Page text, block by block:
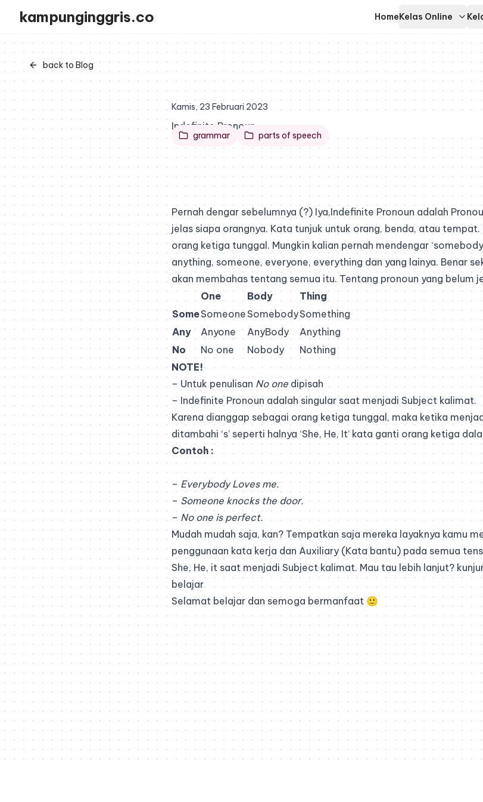
kampunginggris.co HomeKelas Online
back to Blog
Kamis, 23 Februari 2023
Indefinite Pronoun
grammar parts of speech
Pernah dengar sebelumnya (?) Iya,Indefinite Pronoun adalah
jelas siapa orangnya. Kata tunjuk untuk orang, benda, atau
orang ketiga tunggal. Mungkin kalian pernah mendengar
anything, someone, everyone, everything dan yang lainya. Benar
akan membahas tentang semua itu. Tentang pronoun yang belum
One
Body
Thing
SomeSomeoneSomebodySomething
Any
Anyone AnyBody
Anything
No
No one Nobody
Nothing
NOTE!
– Untuk penulisan No onedipisah
– Indefinite Pronoun adalah singular saat menjadi Subject kalimat.
Karena dianggap sebagai orang ketiga tunggal, maka ketika
ditambahi ‘s’ seperti halnya ‘She, He, It’ kata ganti orang ketiga
Contoh :
– Everybody Loves me.
– Someone knocks the door.
– No one is perfect.
Mudah mudah saja, kan? Tempatkan saja mereka layaknya kamu
penggunaan kata kerja dan Auxiliary (Kata bantu) pada semua
She, He, it saat menjadi Subject kalimat. Mau tau lebih lanjut?
belajar
Selamat belajar dan semoga bermanfaat 🙂